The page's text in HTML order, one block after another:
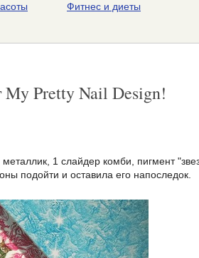
Фитнес и диеты
My Pretty Nail Design!
1 слайдер комби, пигмент
подойти и оставила его напоследок.